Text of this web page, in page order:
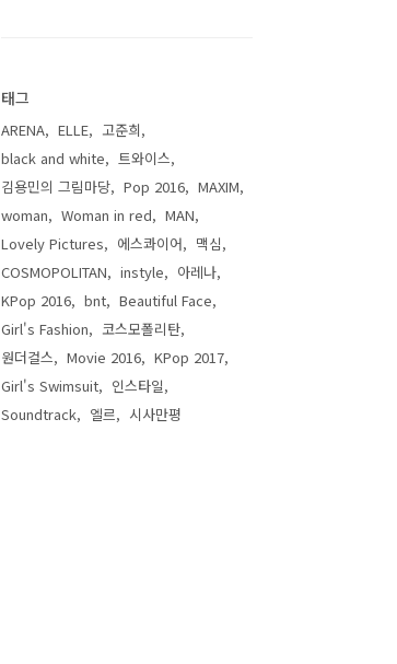
태그
ARENA ELLE
고준희
black and white
트와이스
김용민의 그림마당
Pop 2016
MAXIM
woman
Woman in red
MAN
Lovely Pictures
에스콰이어
맥심
COSMOPOLITAN
instyle
아레나
KPop 2016
bnt
Beautiful Face
Girl's Fashion
코스모폴리탄
원더걸스
Movie 2016
KPop 2017
Girl's Swimsuit
인스타일
Soundtrack
엘르 시사만평